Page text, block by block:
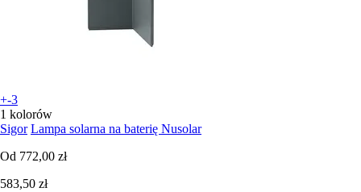
+-3
1 kolorów
Sigor Lampa solarna na baterię Nusolar
Od 772,00 zł
583,50 zł